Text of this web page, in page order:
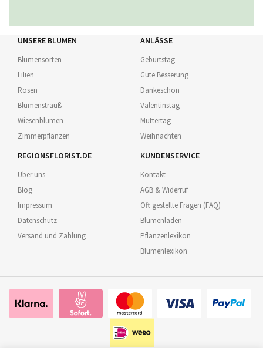
UNSERE BLUMEN
Blumensorten
Lilien
Rosen
Blumenstrauß
Wiesenblumen
Zimmerpflanzen
ANLÄSSE
Geburtstag
Gute Besserung
Dankeschön
Valentinstag
Muttertag
Weihnachten
REGIONSFLORIST.DE
Über uns
Blog
Impressum
Datenschutz
Versand und Zahlung
KUNDENSERVICE
Kontakt
AGB & Widerruf
Oft gestellte Fragen (FAQ)
Blumenladen
Pflanzenlexikon
Blumenlexikon